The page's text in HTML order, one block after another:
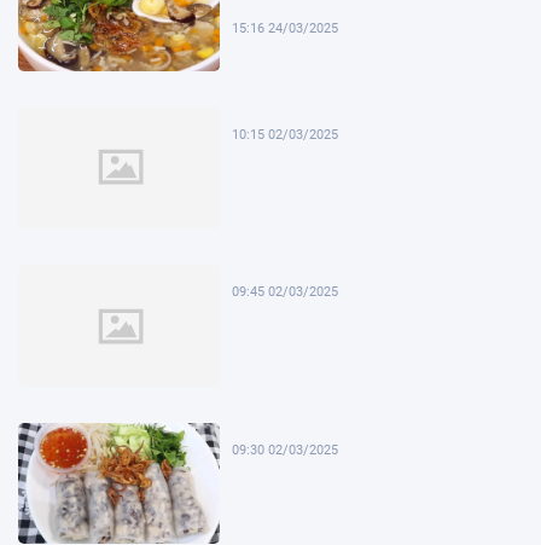
15:16 24/03/2025
10:15 02/03/2025
09:45 02/03/2025
09:30 02/03/2025